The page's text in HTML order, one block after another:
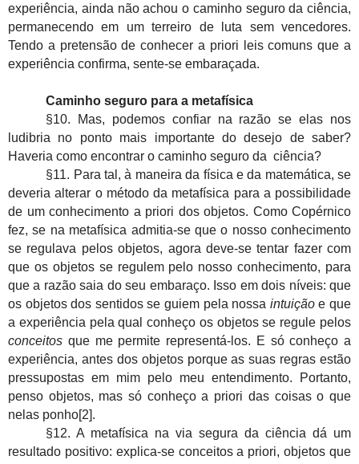
experiência, ainda não achou o caminho seguro da ciência,
permanecendo em um terreiro de luta sem vencedores.
Tendo a pretensão de conhecer a priori leis comuns que a
experiência confirma, sente-se embaraçada.
Caminho seguro para a metafísica
§10. Mas, podemos confiar na razão se elas nos
ludibria no ponto mais importante do desejo de saber?
Haveria como encontrar o caminho seguro da ciência?
§11. Para tal, à maneira da física e da matemática, se
deveria alterar o método da metafísica para a possibilidade
de um conhecimento a priori dos objetos. Como Copérnico
fez, se na metafísica admitia-se que o nosso conhecimento
se regulava pelos objetos, agora deve-se tentar fazer com
que os objetos se regulem pelo nosso conhecimento, para
que a razão saia do seu embaraço. Isso em dois níveis: que
os objetos dos sentidos se guiem pela nossa intuiçãoe que
a experiência pela qual conheço os objetos se regule pelos
conceitos que me permite representá-los. E só conheço a
experiência, antes dos objetos porque as suas regras estão
pressupostas em mim pelo meu entendimento. Portanto,
penso objetos, mas só conheço a priori das coisas o que
nelas ponho[2].
§12. A metafísica na via segura da ciência dá um
resultado positivo: explica-se conceitos a priori, objetos que